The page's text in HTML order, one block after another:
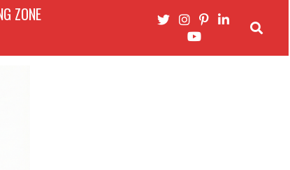
ZONE